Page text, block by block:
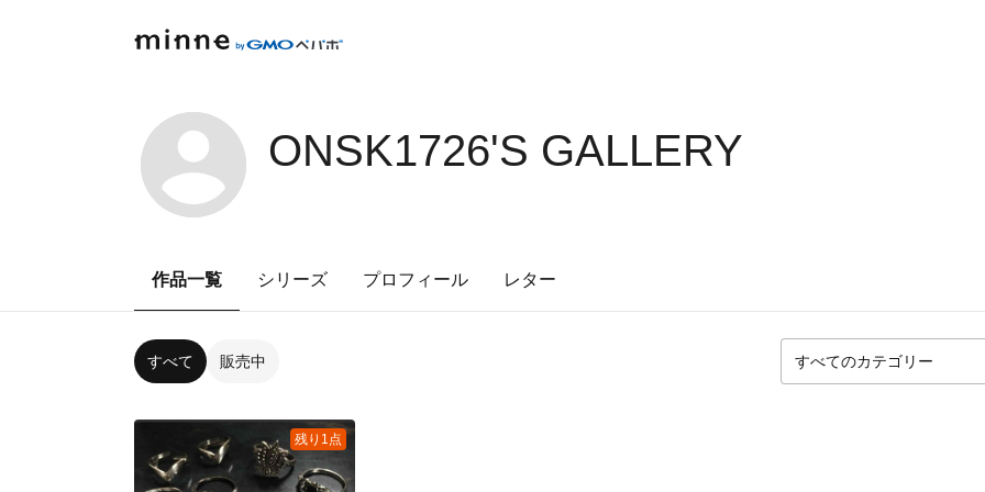
ONSK1726'S GALLERY
作品一覧 シリーズ プロフィール レター
すべて 販売中
残り1点